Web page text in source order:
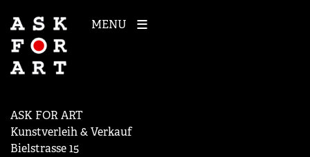
MENU
ASK FOR ART
Kunstverleih & Verkauf
Bielstrasse 15